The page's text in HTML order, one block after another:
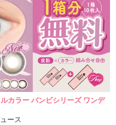
カラー バンビシリーズ ワンデ
ース